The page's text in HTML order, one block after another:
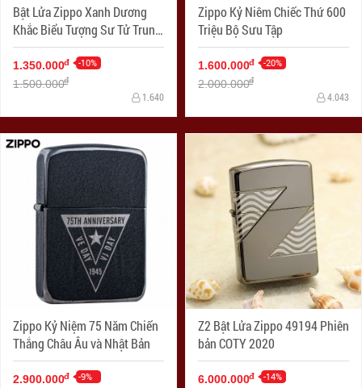
Bật Lửa Zippo Xanh Dương
Khắc Biểu Tượng Sư Tử Trung
Cổ
1.350.000đ -10%
1.500.000đ
1.640
Zippo Kỷ Niêm Chiếc Thứ 600
Triệu Bộ Sưu Tập
1.600.000đ -20%
2.000.000đ
4.043
Zippo Kỷ Niệm 75 Năm Chiến
Thắng Châu Âu và Nhật Bản
2.900.000đ -9%
Z2 Bật Lửa Zippo 49194 Phiên
bản COTY 2020
6.000.000đ -14%